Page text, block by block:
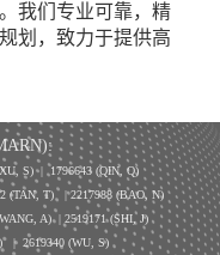
我们专业可靠，精
划，致力于提供高
S)| 1796643 (QIN, Q)
(TAN, T) | 2217988 (BAO, N)
A) | 2519171 (SHI, J)
| 2619340 (WU, S)